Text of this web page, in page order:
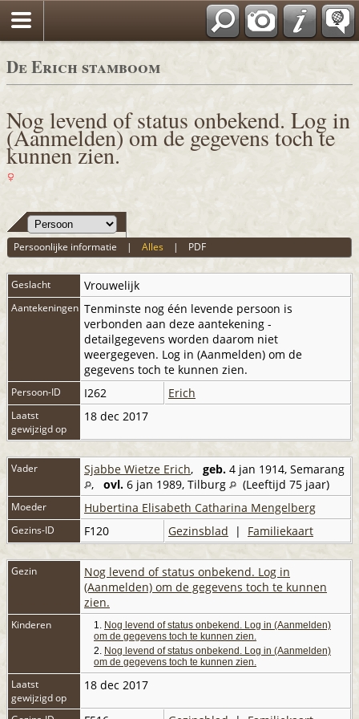
De Erich stamboom
Nog levend of status onbekend. Log in
(Aanmelden) om de gegevens toch te
kunnen zien.
Persoonlijke informatie |Alles | PDF
Geslacht Vrouwelijk
Aantekeningen Tenminste nog één levende persoon is
verbonden aan deze aantekening -
detailgegevens worden daarom niet
weergegeven. Log in (Aanmelden) om de
gegevens toch te kunnen zien.
Persoon-ID I262 Erich
Laatst
gewijzigd op
18 dec 2017
Vader Sjabbe Wietze Erich, geb. 4 jan 1914, Semarang
, ovl. 6 jan 1989, Tilburg (Leeftijd 75 jaar)
Moeder Hubertina Elisabeth Catharina Mengelberg
Gezins-ID F120 Gezinsblad | Familiekaart
Gezin
Nog levend of status onbekend. Log in
(Aanmelden) om de gegevens toch te kunnen
zien.
Kinderen 1. Nog levend of status onbekend. Log in (Aanmelden)
om de gegevens toch te kunnen zien.
2. Nog levend of status onbekend. Log in (Aanmelden)
om de gegevens toch te kunnen zien.
Laatst
gewijzigd op
18 dec 2017